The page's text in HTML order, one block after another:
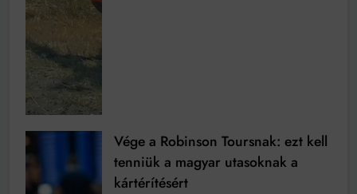
Vége a Robinson Toursnak: ezt kell
tenniük a magyar utasoknak a
kártérítésért